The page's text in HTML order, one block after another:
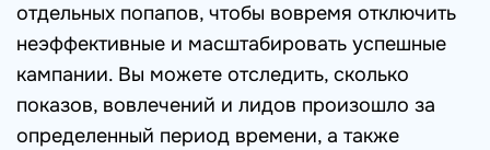
отдельных попапов, чтобы вовремя отключить
неэффективные и масштабировать успешные
кампании. Вы можете отследить, сколько
показов, вовлечений и лидов произошло за
определенный период времени, а также